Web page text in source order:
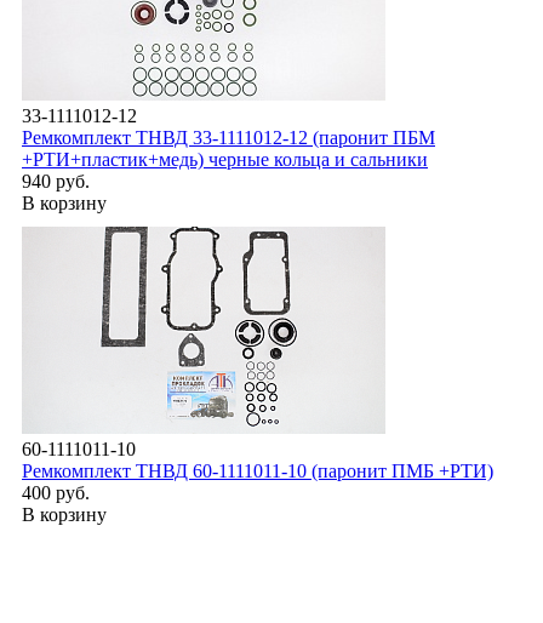
33-1111012-12
Ремкомплект ТНВД 33-1111012-12 (паронит ПБМ
+РТИ+пластик+медь) черные кольца и сальники
940 руб.
В корзину
60-1111011-10
Ремкомплект ТНВД 60-1111011-10 (паронит ПМБ +РТИ)
400 руб.
В корзину